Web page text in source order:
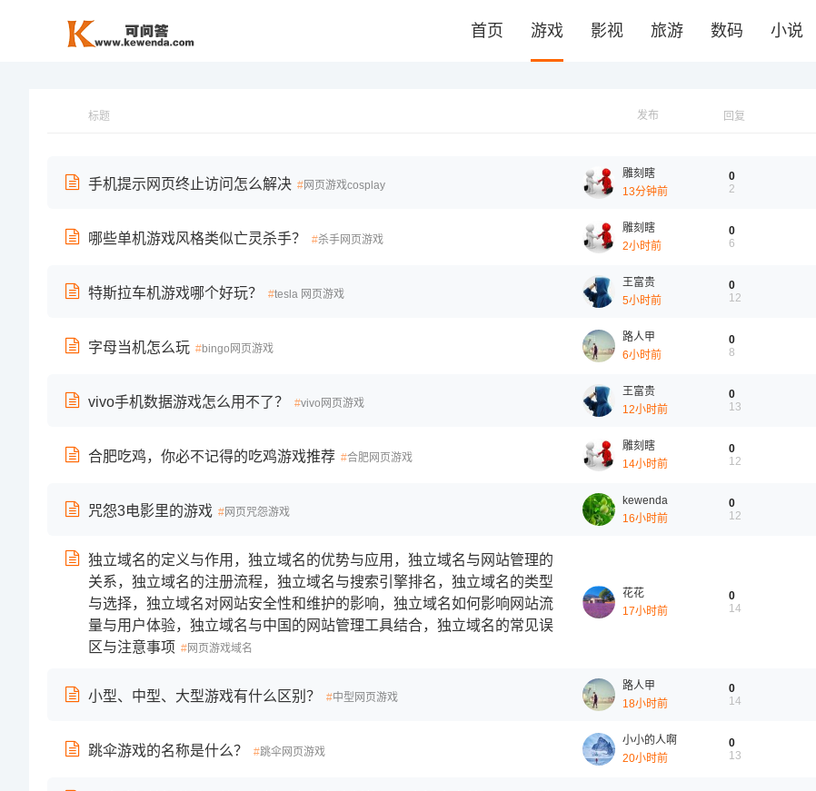
首页 游戏 影视 旅游 数码 小说
标题 发布 回复
手机提示网页终止访问怎么解决 网页游戏cosplay
雕刻瞎
13分钟前
0
2
哪些单机游戏风格类似亡灵杀手？ 杀手网页游戏
雕刻瞎
2小时前
0
6
特斯拉车机游戏哪个好玩？ tesla 网页游戏
王富贵
5小时前
0
12
字母当机怎么玩 bingo网页游戏
路人甲
6小时前
0
8
vivo手机数据游戏怎么用不了？ vivo网页游戏
王富贵
12小时前
0
13
合肥吃鸡，你必不记得的吃鸡游戏推荐 合肥网页游戏
雕刻瞎
14小时前
0
12
咒怨3电影里的游戏 网页咒怨游戏
kewenda
16小时前
0
12
独立域名的定义与作用，独立域名的优势与应用，独立域名与网站管理的
关系，独立域名的注册流程，独立域名与搜索引擎排名，独立域名的类型
与选择，独立域名对网站安全性和维护的影响，独立域名如何影响网站流
量与用户体验，独立域名与中国的网站管理工具结合，独立域名的常见误
区与注意事项
网页游戏域名
花花
17小时前
0
14
小型、中型、大型游戏有什么区别？ 中型网页游戏
路人甲
18小时前
0
14
跳伞游戏的名称是什么？ 跳伞网页游戏
小小的人啊
20小时前
0
13